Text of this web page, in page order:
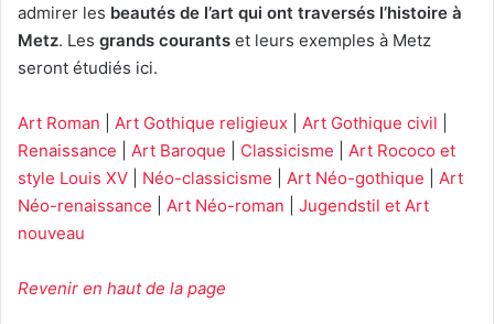
admirer les beautés de l’art qui ont traversés l’histoire à
Metz. Les grands courants et leurs exemples à Metz
seront étudiés ici.
Art Roman Art Gothique religieux Art Gothique civil
Renaissance
Art Baroque Classicisme
Art Rococo et
style Louis XV
Néo-classicisme Art Néo-gothique
Art
Néo-renaissance
Art Néo-roman
Jugendstil et Art
nouveau
Revenir en haut de la page